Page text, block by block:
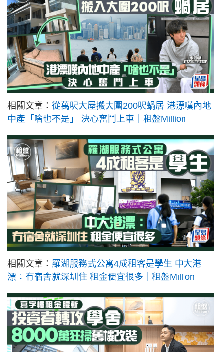
相關文章： 從萬呎大屋搬大圍200呎蝸居 港漂嘆內地
中產「啥也不是」 決心奮鬥上車｜租盤Million
相關文章： 羅湖服務式公寓4成租客是學生 中大港
漂：冇宿舍就深圳住 租金便宜很多｜租盤Million